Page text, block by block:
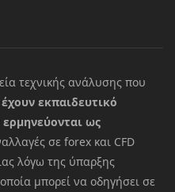
τεχνικής ανάλυσης που
έχουν εκπαιδευτικό
ως
σε forex και CFD
λόγω της ύπαρξης
μπορεί να οδηγήσει σε